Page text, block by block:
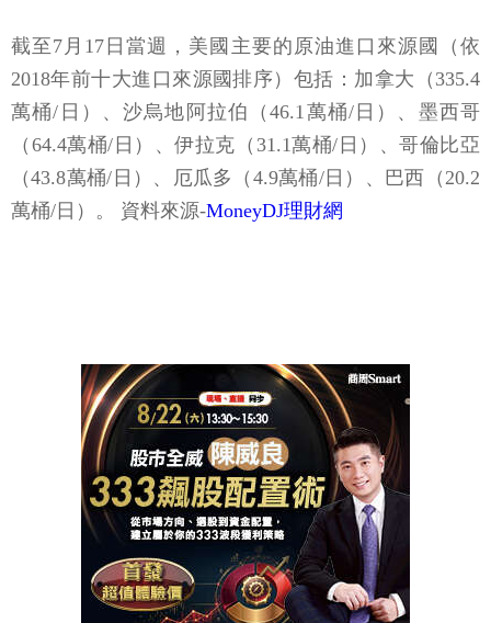
截至7月17日當週，美國主要的原油進口來源國（依
2018年前十大進口來源國排序）包括：加拿大（335.4
萬桶/日）、沙烏地阿拉伯（46.1萬桶/日）、墨西哥
（64.4萬桶/日）、伊拉克（31.1萬桶/日）、哥倫比亞
（43.8萬桶/日）、厄瓜多（4.9萬桶/日）、巴西（20.2
萬桶/日）。 資料來源-MoneyDJ理財網